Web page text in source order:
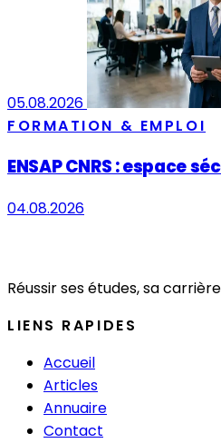
05.08.2026
FORMATION & EMPLOI
ENSAP CNRS : espace
04.08.2026
Réussir ses études, sa
LIENS RAPIDES
Accueil
Articles
Annuaire
Contact